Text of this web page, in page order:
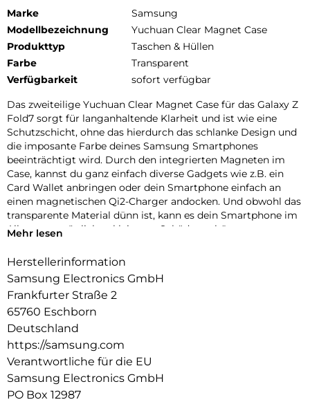
Marke
Samsung
Modellbezeichnung
Yuchuan Clear Magnet Case
Produkttyp
Taschen & Hüllen
Farbe
Transparent
Verfügbarkeit
sofort verfügbar
Das zweiteilige Yuchuan Clear Magnet Case für das Galaxy Z
Fold7 sorgt für langanhaltende Klarheit und ist wie eine
Schutzschicht, ohne das hierdurch das schlanke Design und
die imposante Farbe deines Samsung Smartphones
beeinträchtigt wird. Durch den integrierten Magneten im
Case, kannst du ganz einfach diverse Gadgets wie z.B. ein
Card Wallet anbringen oder dein Smartphone einfach an
einen magnetischen Qi2-Charger andocken. Und obwohl das
transparente Material dünn ist, kann es dein Smartphone im
Alltag vor möglichen kleineren Schäden schützen.
Mehr lesen
Herstellerinformation
Samsung Electronics GmbH
Frankfurter Straße 2
65760 Eschborn
Deutschland
https://samsung.com
Verantwortliche für die EU
Samsung Electronics GmbH
PO Box 12987